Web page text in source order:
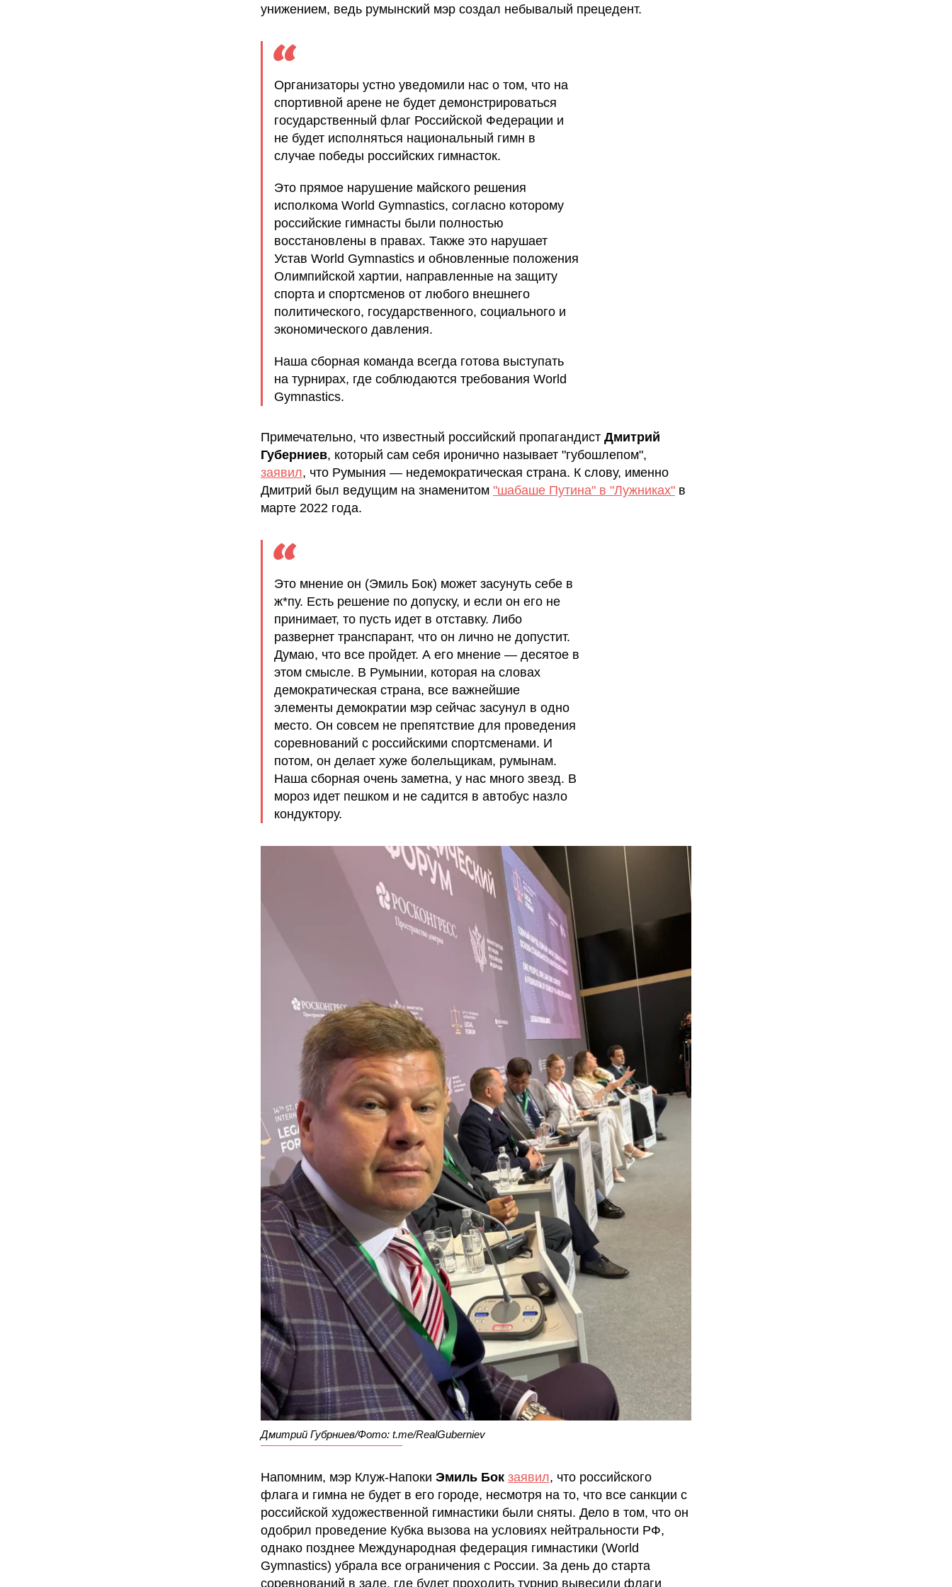
унижением, ведь румынский мэр создал небывалый прецедент.
Организаторы устно уведомили нас о том, что на
спортивной арене не будет демонстрироваться
государственный флаг Российской Федерации и
не будет исполняться национальный гимн в
случае победы российских гимнасток.
Это прямое нарушение майского решения
исполкома World Gymnastics, согласно которому
российские гимнасты были полностью
восстановлены в правах. Также это нарушает
Устав World Gymnastics и обновленные положения
Олимпийской хартии, направленные на защиту
спорта и спортсменов от любого внешнего
политического, государственного, социального и
экономического давления.
Наша сборная команда всегда готова выступать
на турнирах, где соблюдаются требования World
Gymnastics.
Примечательно, что известный российский пропагандист Дмитрий
Губерниев, который сам себя иронично называет "губошлепом",
заявил, что Румыния — недемократическая страна. К слову, именно
Дмитрий был ведущим на знаменитом "шабаше Путина" в "Лужниках" в
марте 2022 года.
Это мнение он (Эмиль Бок) может засунуть себе в
ж*пу. Есть решение по допуску, и если он его не
принимает, то пусть идет в отставку. Либо
развернет транспарант, что он лично не допустит.
Думаю, что все пройдет. А его мнение — десятое в
этом смысле. В Румынии, которая на словах
демократическая страна, все важнейшие
элементы демократии мэр сейчас засунул в одно
место. Он совсем не препятствие для проведения
соревнований с российскими спортсменами. И
потом, он делает хуже болельщикам, румынам.
Наша сборная очень заметна, у нас много звезд. В
мороз идет пешком и не садится в автобус назло
кондуктору.
Дмитрий Губрниев/Фото: t.me/RealGuberniev
Напомним, мэр Клуж-Напоки Эмиль Бок заявил, что российского
флага и гимна не будет в его городе, несмотря на то, что все санкции с
российской художественной гимнастики были сняты. Дело в том, что он
одобрил проведение Кубка вызова на условиях нейтральности РФ,
однако позднее Международная федерация гимнастики (World
Gymnastics) убрала все ограничения с России. За день до старта
соревнований в зале, где будет проходить турнир вывесили флаги